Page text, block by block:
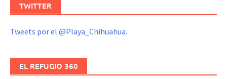
TWITTER
Tweets por el @Playa_Chihuahua.
EL REFUGIO 360